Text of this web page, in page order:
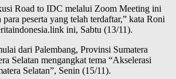
Road to IDC melalui Zoom Meeting ini
peserta yang telah terdaftar,” kata Roni
ini, Sabtu (13/11).
dari Palembang, Provinsi Sumatera
Selatan mengangkat tema “Akselerasi
Selatan”, Senin (15/11).